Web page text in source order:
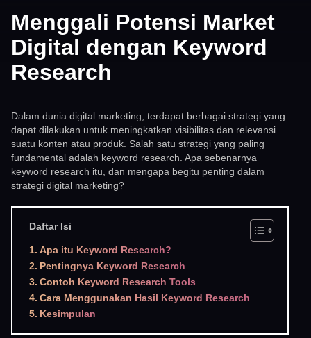
Menggali Potensi Market
Digital dengan Keyword
Research
Dalam dunia digital marketing, terdapat berbagai strategi yang
dapat dilakukan untuk meningkatkan visibilitas dan relevansi
suatu konten atau produk. Salah satu strategi yang paling
fundamental adalah keyword research. Apa sebenarnya
keyword research itu, dan mengapa begitu penting dalam
strategi digital marketing?
Daftar Isi
Apa itu Keyword Research?
Pentingnya Keyword Research
Contoh Keyword Research Tools
Cara Menggunakan Hasil Keyword Research
Kesimpulan